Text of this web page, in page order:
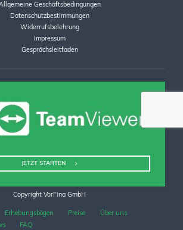
Geschäftsbedingungen
Datenschutzbestimmungen
Widerrufsbelehrung
Impressum
Gesprächsleitfaden
JETZT STARTEN
Copyright VorFina GmbH
Erhebungsbögen Preise
Über uns
FAQ